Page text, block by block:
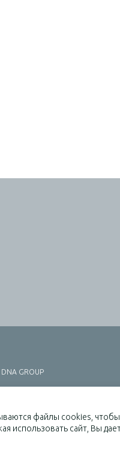
GROUP
файлы cookies,
использовать сайт, Вы